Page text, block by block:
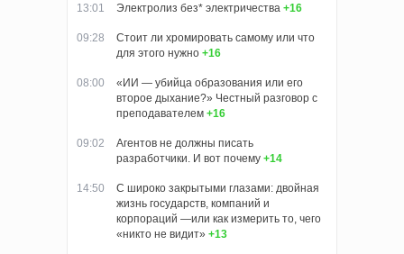
13:01 Электролиз без* электричества +16
09:28
Стоит ли хромировать самому или что
для этого нужно +16
08:00
«ИИ — убийца образования или его
второе дыхание?» Честный разговор с
преподавателем +16
09:02
Агентов не должны писать
разработчики. И вот почему +14
14:50
С широко закрытыми глазами: двойная
жизнь государств, компаний и
корпораций —или как измерить то, чего
«никто не видит» +13